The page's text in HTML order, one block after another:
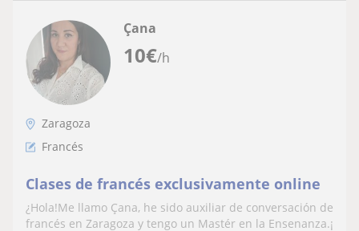
10€/h
Çana
Zaragoza
Francés
Clases de francés exclusivamente online
¿Hola!Me llamo Çana, he sido auxiliar de conversación de
francés en Zaragoza y tengo un Mastér en la Ensenanza.¡